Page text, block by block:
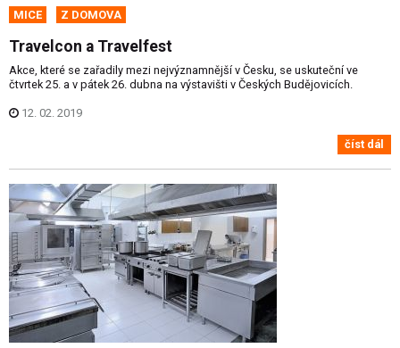
MICE Z DOMOVA
Travelcon a Travelfest
Akce, které se zařadily mezi nejvýznamnější v Česku, se uskuteční ve
čtvrtek 25. a v pátek 26. dubna na výstavišti v Českých Budějovicích.
12. 02. 2019
číst dál